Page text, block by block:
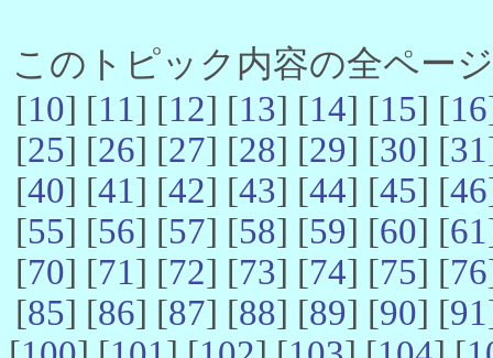
このトピック内容の全ペー
[10] [11] [12] [13] [14] [15] [16
[25] [26] [27] [28] [29] [30] [31
[40] [41] [42] [43] [44] [45] [46
[55] [56] [57] [58] [59] [60] [61
[70] [71] [72] [73] [74] [75] [76
[85] [86] [87] [88] [89] [90] [91